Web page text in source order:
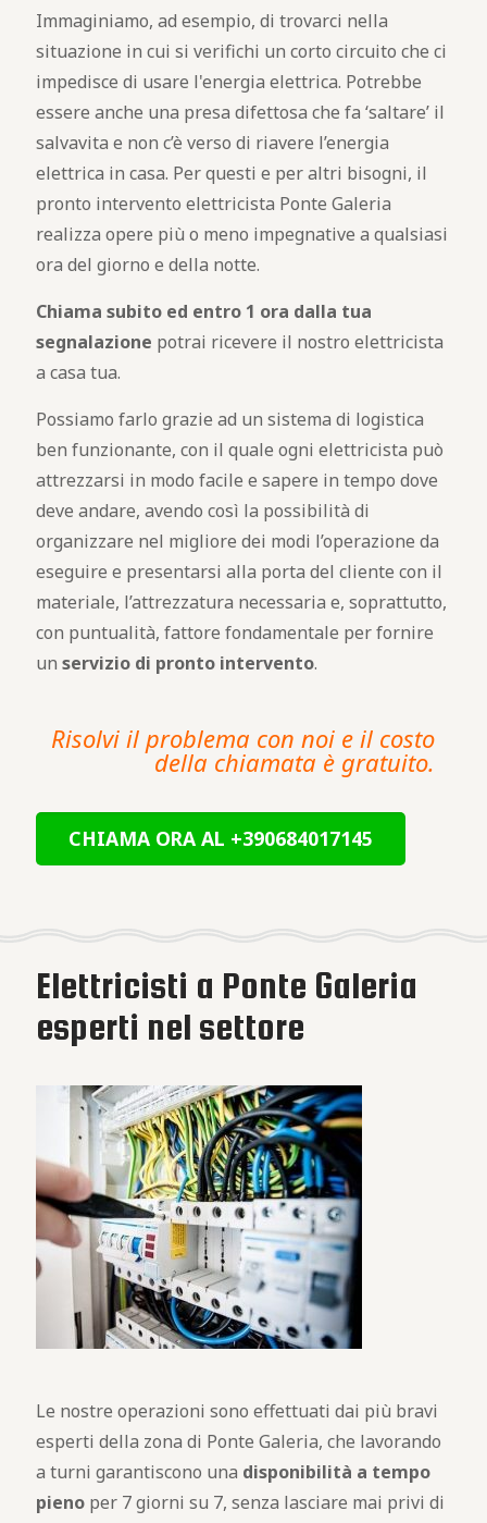
Immaginiamo, ad esempio, di trovarci nella
situazione in cui si verifichi un corto circuito che ci
impedisce di usare l'energia elettrica. Potrebbe
essere anche una presa difettosa che fa ‘saltare’ il
salvavita e non c’è verso di riavere l’energia
elettrica in casa. Per questi e per altri bisogni, il
pronto intervento elettricista Ponte Galeria
realizza opere più o meno impegnative a qualsiasi
ora del giorno e della notte.
Chiama subito ed entro 1 ora dalla tua
segnalazione potrai ricevere il nostro elettricista
a casa tua.
Possiamo farlo grazie ad un sistema di logistica
ben funzionante, con il quale ogni elettricista può
attrezzarsi in modo facile e sapere in tempo dove
deve andare, avendo così la possibilità di
organizzare nel migliore dei modi l’operazione da
eseguire e presentarsi alla porta del cliente con il
materiale, l’attrezzatura necessaria e, soprattutto,
con puntualità, fattore fondamentale per fornire
un servizio di pronto intervento.
Risolvi il problema con noi e il costo
della chiamata è gratuito.
CHIAMA ORA AL +390684017145
Elettricisti a Ponte Galeria
esperti nel settore
Le nostre operazioni sono effettuati dai più bravi
esperti della zona di Ponte Galeria, che lavorando
a turni garantiscono una disponibilità a tempo
pieno per 7 giorni su 7, senza lasciare mai privi di